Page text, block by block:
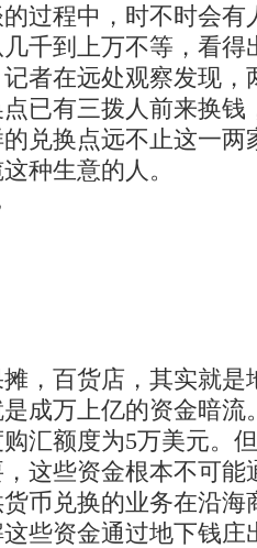
过程中，时不时会有
千到上万不等，看得
者在远处观察发现，
已有三拨人前来换钱
兑换点远不止这一两
种生意的人。
，百货店，其实就是
成万上亿的资金暗流
汇额度为5万美元。
这些资金根本不可能
币兑换的业务在沿海
些资金通过地下钱庄